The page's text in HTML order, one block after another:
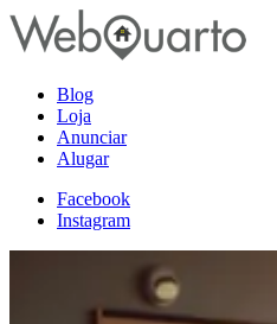
Blog
Loja
Anunciar
Alugar
Facebook
Instagram